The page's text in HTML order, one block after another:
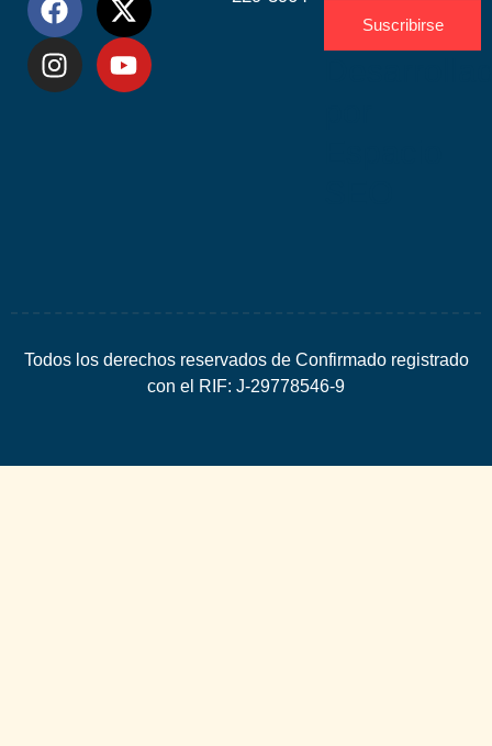
Suscribirse
Todos los derechos reservados de Confirmado registrado
con el RIF: J-29778546-9